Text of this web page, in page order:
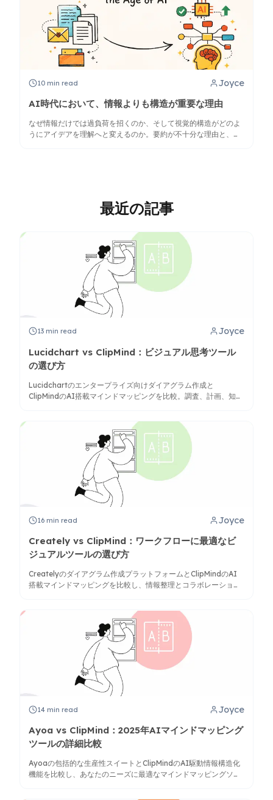
10 min read Joyce
AI時代において、情報よりも構造が重要な理由
なぜ情報だけでは過負荷を招くのか、そして視覚的構造がどのよ
うにアイデアを理解へと変えるのか。要約が不十分な理由と、構
最近の記事
13 min read Joyce
Lucidchart vs ClipMind：ビジュアル思考ツール
の選び方
Lucidchartのエンタープライズ向けダイアグラム作成と
ClipMindのAI搭載マインドマッピングを比較。調査、計画、知識
16 min read Joyce
Creately vs ClipMind：ワークフローに最適なビ
ジュアルツールの選び方
Createlyのダイアグラム作成プラットフォームとClipMindのAI
搭載マインドマッピングを比較し、情報整理とコラボレーション
14 min read Joyce
Ayoa vs ClipMind：2025年AIマインドマッピング
ツールの詳細比較
Ayoaの包括的な生産性スイートとClipMindのAI駆動情報構造化
機能を比較し、あなたのニーズに最適なマインドマッピングソリ